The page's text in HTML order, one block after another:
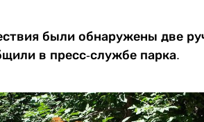
были обнаружены две
в пресс-службе парка.